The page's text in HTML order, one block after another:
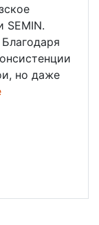
SEMIN.
но даже